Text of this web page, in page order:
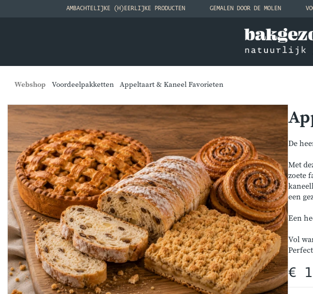
AMBACHTELIJKE (H)EERLIJKE PRODUCTEN GEMALEN DOOR DE MOLEN
Webshop Voordeelpakketten Appeltaart & Kaneel Favorieten
De
Met
zoete
een
Een
Vol
€